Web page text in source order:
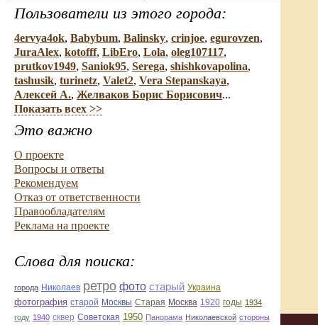
Пользователи из этого города:
4ervya4ok, Babybum, Balinsky, crinjoe, egurovzen,
JuraAlex, kotofff, LibEro, Lola, oleg107117,
prutkov1949, Saniok95, Serega, shishkovapolina,
tashusik, turinetz, Valet2, Vera Stepanskaya,
Алексей А., Желваков Борис Борисович...
Показать всех >>
Это важно
О проекте
Вопросы и ответы
Рекомендуем
Отказ от ответственности
Правообладателям
Реклама на проекте
Слова для поиска:
города Николаев ретро фото старый Украина
фотография старой Москвы Старая Москва 1920 годы 1934
году 1940 сквер Советская 1950 Панорама Николаевской стороны